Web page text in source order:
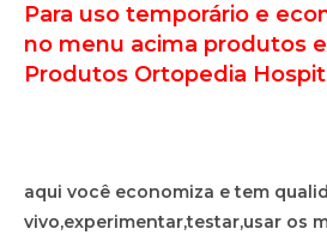
Para uso temporário e
no menu acima produtos
Produtos Ortopedia
aqui você economiza e tem
vivo,experimentar,testar,usar os